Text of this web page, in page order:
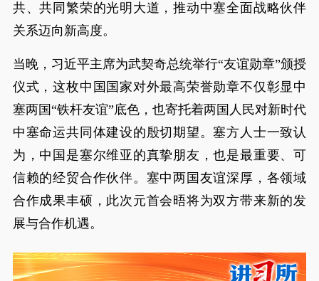
共、共同繁荣的光明大道，推动中塞全面战略伙伴
关系迈向新高度。
当晚，习近平主席为武契奇总统举行“友谊勋章”颁授
仪式，这枚中国国家对外最高荣誉勋章不仅彰显中
塞两国“铁杆友谊”底色，也寄托着两国人民对新时代
中塞命运共同体建设的殷切期望。塞方人士一致认
为，中国是塞尔维亚的真挚朋友，也是最重要、可
信赖的经贸合作伙伴。塞中两国友谊深厚，各领域
合作成果丰硕，此次元首会晤将为双方带来新的发
展与合作机遇。